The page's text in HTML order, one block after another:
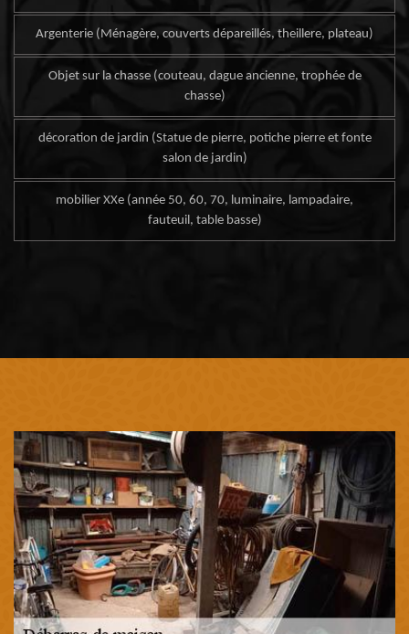
Argenterie (Ménagère, couverts dépareillés, theillere, plateau)
Objet sur la chasse (couteau, dague ancienne, trophée de
chasse)
décoration de jardin (Statue de pierre, potiche pierre et fonte
salon de jardin)
mobilier XXe (année 50, 60, 70, luminaire, lampadaire,
fauteuil, table basse)